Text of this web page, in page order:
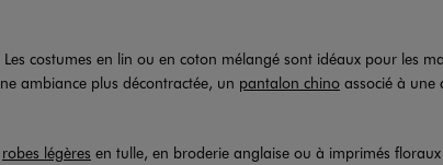
costumes en lin ou en coton mélangé sont idéaux pour les
ambiance plus décontractée, un pantalon chino associé à une
robes légères en tulle, en broderie anglaise ou à imprimés